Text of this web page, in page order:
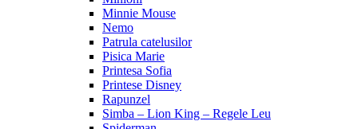
Minnie Mouse
Nemo
Patrula catelusilor
Pisica Marie
Printesa Sofia
Printese Disney
Rapunzel
Simba – Lion King – Regele Leu